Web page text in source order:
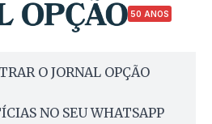
50 ANOS
O JORNAL OPÇÃO
NO SEU WHATSAPP